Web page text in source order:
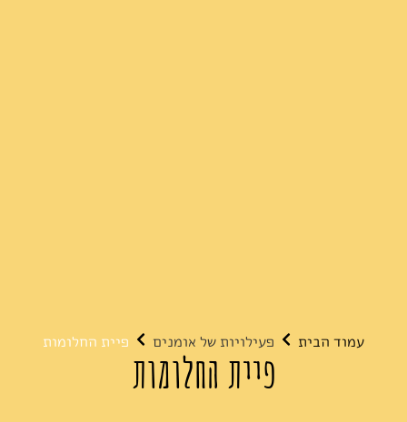
עמוד הבית פעילויות של אומנים פיית החלומות
פיית החלומות